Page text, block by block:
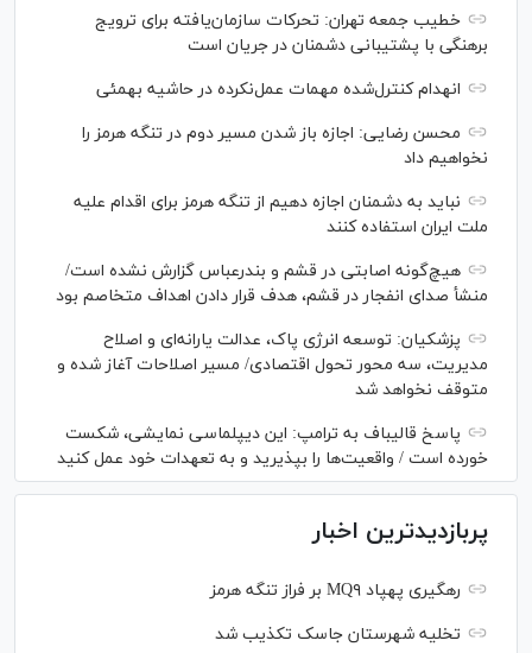
خطیب جمعه تهران: تحرکات سازمان‌یافته برای ترویج
برهنگی با پشتیبانی دشمنان در جریان است
انهدام کنترل‌شده مهمات عمل‌نکرده در حاشیه بهمئی
محسن رضایی: اجازه باز شدن مسیر دوم در تنگه هرمز را
نخواهیم داد
نباید به دشمنان اجازه دهیم از تنگه هرمز برای اقدام علیه
ملت ایران استفاده کنند
هیچ‌گونه اصابتی در قشم و بندرعباس گزارش نشده است/
منشأ صدای انفجار در قشم، هدف قرار دادن اهداف متخاصم بود
پزشکیان: توسعه انرژی پاک، عدالت یارانه‌ای و اصلاح
مدیریت، سه محور تحول اقتصادی/ مسیر اصلاحات آغاز شده و
متوقف نخواهد شد
پاسخ قالیباف به ترامپ: این دیپلماسی نمایشی، شکست
خورده است / واقعیت‌ها را بپذیرید و به تعهدات خود عمل کنید
پربازدیدترین اخبار
رهگیری پهپاد MQ۹ بر فراز تنگه هرمز
تخلیه شهرستان جاسک تکذیب شد